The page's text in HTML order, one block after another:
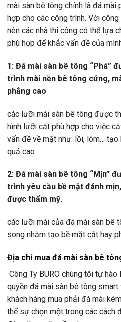
mài sàn bê tông chính là đá mài
hợp cho các công trình. Với
nên các nhà thi công có thể lựa
phù hợp để khắc vấn đề của
1: Đá mài sàn bê tông “Phá”
trình mài nền bê tông cứng,
phẳng cao
các lưỡi mài sàn bê tông được
hình lưỡi cắt phù hợp cho việc
vấn đề về mặt như: lồi, lõm… tạo
quả cao
2: Đá mài sàn bê tông “Mịn”
trình yêu cầu bề mặt đánh
được thẩm mỹ.
các lưỡi mài của đá mài sàn bê
song nhằm tạo bề mặt cắt hay
Địa chỉ mua đá mài sàn bê
Công Ty BURO chúng tôi tự
quyền đá mài sàn bê tông
khách hàng mua phải đá mài
thể sự chọn một trong các cách